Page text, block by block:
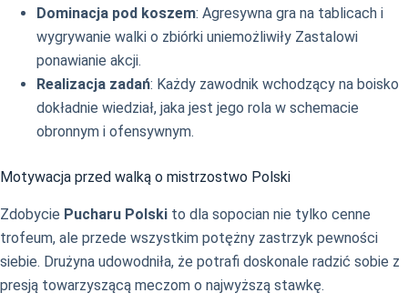
Dominacja pod koszem: Agresywna gra na tablicach i
wygrywanie walki o zbiórki uniemożliwiły Zastalowi
ponawianie akcji.
Realizacja zadań: Każdy zawodnik wchodzący na boisko
dokładnie wiedział, jaka jest jego rola w schemacie
obronnym i ofensywnym.
Motywacja przed walką o mistrzostwo Polski
Zdobycie Pucharu Polski to dla sopocian nie tylko cenne
trofeum, ale przede wszystkim potężny zastrzyk pewności
siebie. Drużyna udowodniła, że potrafi doskonale radzić sobie z
presją towarzyszącą meczom o najwyższą stawkę.